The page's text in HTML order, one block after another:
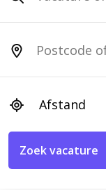
Zoek vacature